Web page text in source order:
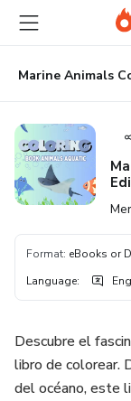
main
content
Format: eBooks or
Language:
Descubre el
libro de colorear.
del océano, este